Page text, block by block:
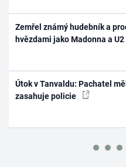
Zemřel známý hudebník a
hvězdami jako Madonna a U2
Útok v Tanvaldu: Pachatel
zasahuje policie